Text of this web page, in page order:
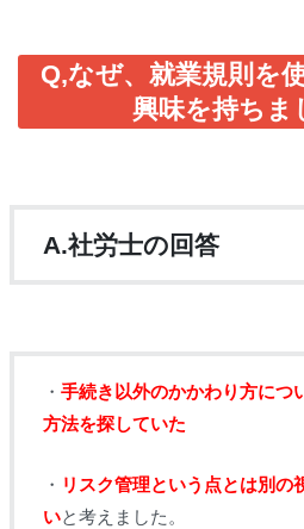
Q,なぜ、就業規則を
興味を持ちま
A.社労士の回答
・ 手続き以外のかかわり方につ
方法を探していた
・ リスク管理という点とは別の
いと考えました。